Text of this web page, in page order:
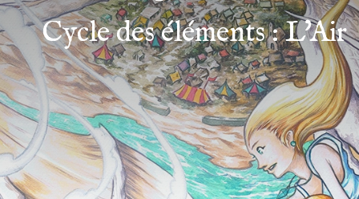
Cycle des éléments : L'Air